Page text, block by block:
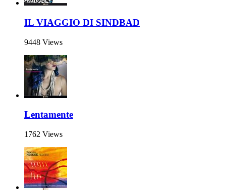
IL VIAGGIO DI SINDBAD
9448 Views
Lentamente
1762 Views